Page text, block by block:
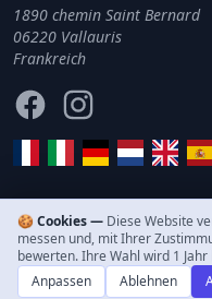
1890 chemin Saint Bernard
06220 Vallauris
Frankreich
FacebookInstagram
© 2011–2026
🍪 Cookies — Diese Website
messen und, mit Ihrer
bewerten. Ihre Wahl wird 1
Anpassen
Ablehnen